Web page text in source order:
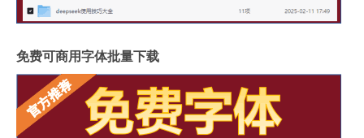
免费可商用字体批量下载